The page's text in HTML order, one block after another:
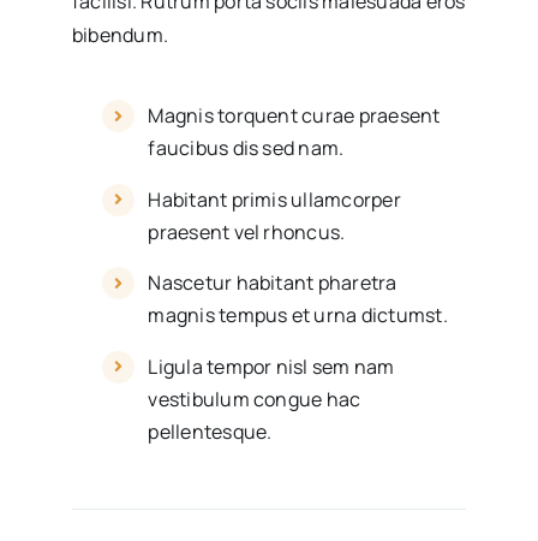
bibendum.
Magnis torquent curae praesent
faucibus dis sed nam.
Habitant primis ullamcorper
praesent vel rhoncus.
Nascetur habitant pharetra
magnis tempus et urna dictumst.
Ligula tempor nisl sem nam
vestibulum congue hac
pellentesque.